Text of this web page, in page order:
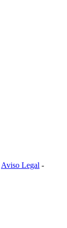
Aviso Legal -